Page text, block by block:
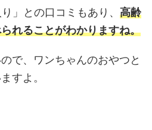
」との口コミもあり、 高齢
れることがわかりますね。
で、ワンちゃんのおやつと
すよ。